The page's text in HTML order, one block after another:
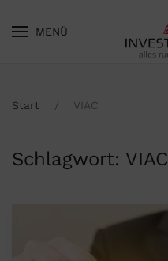
Skip to main content
MENÜ
Start VIAC
Schlagwort: VIAC